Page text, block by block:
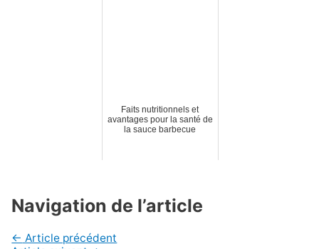
Faits nutritionnels et
avantages pour la santé de
la sauce barbecue
Navigation de l’article
← Article précédent